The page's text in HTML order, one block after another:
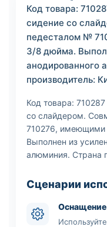
Код товара:
сидение со
педесталом №
3/8 дюйма.
анодированного
производитель:
Код товара:
со слайдером.
710276,
Выполнен из
алюминия. Страна
Сценарии